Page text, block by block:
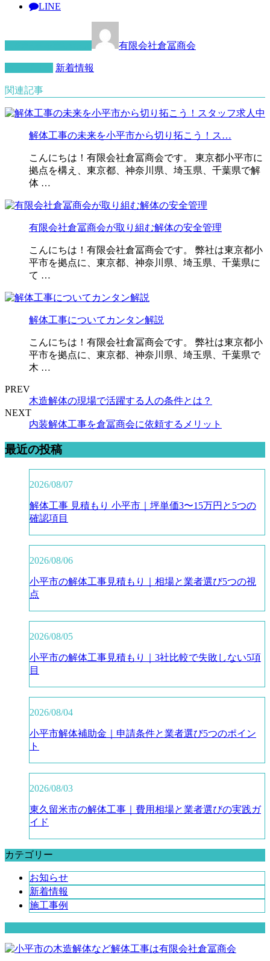
LINE
有限会社倉冨商会
新着情報
関連記事
解体工事の未来を小平市から切り拓こう！ス…
こんにちは！有限会社倉冨商会です。 東京都小平市に
拠点を構え、東京都、神奈川県、埼玉県、千葉県で解
体 …
有限会社倉冨商会が取り組む解体の安全管理
こんにちは！有限会社倉冨商会です。 弊社は東京都小
平市を拠点に、東京都、神奈川県、埼玉県、千葉県に
て …
解体工事についてカンタン解説
こんにちは！有限会社倉冨商会です。 弊社は東京都小
平市を拠点に、東京都、神奈川県、埼玉県、千葉県で
木 …
PREV
木造解体の現場で活躍する人の条件とは？
NEXT
内装解体工事を倉冨商会に依頼するメリット
最近の投稿
2026/08/07
解体工事 見積もり 小平市｜坪単価3〜15万円と5つの
確認項目
2026/08/06
小平市の解体工事見積もり｜相場と業者選び5つの視
点
2026/08/05
小平市の解体工事見積もり｜3社比較で失敗しない5項
目
2026/08/04
小平市解体補助金｜申請条件と業者選び5つのポイン
ト
2026/08/03
東久留米市の解体工事｜費用相場と業者選びの実践ガ
イド
カテゴリー
お知らせ
新着情報
施工事例